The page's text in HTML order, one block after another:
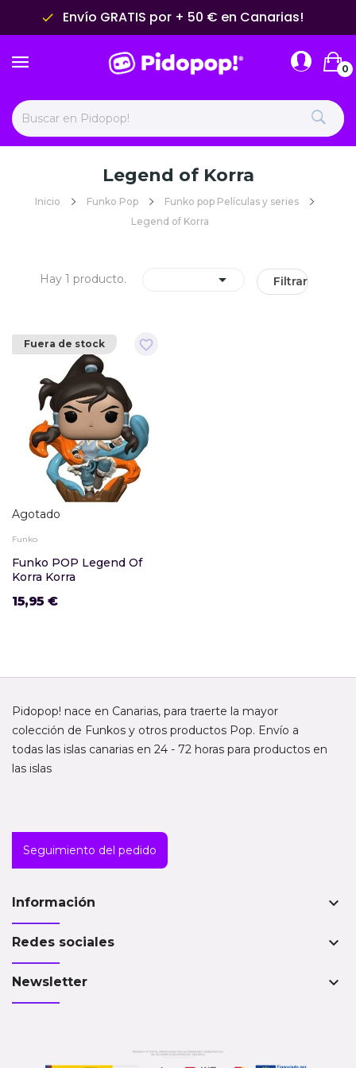
done Envío GRATIS por + 50 € en Canarias!
0
Legend of Korra
Inicio Funko Pop
Funko pop Películas y series
Legend of Korra
Hay 1 producto.  Filtrar
favorite_border
Fuera de stock
Agotado
Funko
Funko POP Legend Of
Korra Korra
15,95 €
Pidopop! nace en Canarias, para traerte la mayor
colección de Funkos y otros productos Pop. Envío a
todas las islas canarias en 24 - 72 horas para productos en
las islas
Seguimiento del pedido
Información keyboard_arrow_down
Redes sociales keyboard_arrow_down
Newsletter keyboard_arrow_down